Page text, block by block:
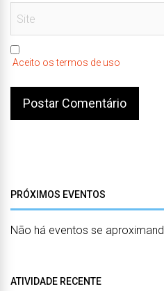
Aceito os termos de uso
PRÓXIMOS EVENTOS
Não há eventos se
ATIVIDADE RECENTE